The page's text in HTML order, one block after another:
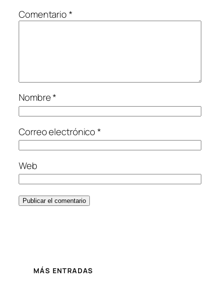
Comentario*
Nombre*
Correo electrónico*
Web
MÁS ENTRADAS